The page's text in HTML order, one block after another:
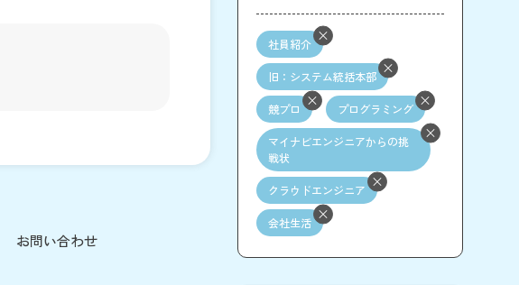
お問い合わせ
社員紹介
旧：システム統括本部
競プロ プログラミング
マイナビエンジニアからの挑
戦状
クラウドエンジニア
会社生活